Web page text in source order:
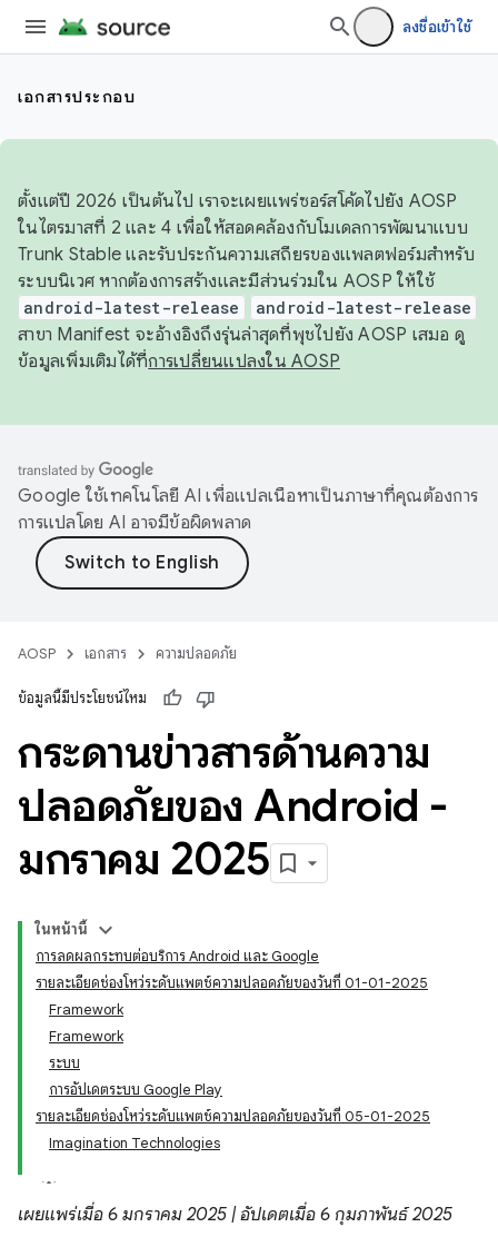
ลงชื่อเข้าใช้
เอกสารประกอบ
ตั้งแต่ปี 2026 เป็นต้นไป เราจะเผยแพร่ซอร์สโค้ดไปยัง AOSP
ในไตรมาสที่ 2 และ 4 เพื่อให้สอดคล้องกับโมเดลการพัฒนาแบบ
Trunk Stable และรับประกันความเสถียรของแพลตฟอร์มสำหรับ
ระบบนิเวศ หากต้องการสร้างและมีส่วนร่วมใน AOSP ให้ใช้
android-latest-release android-latest-release
สาขา Manifest จะอ้างอิงถึงรุ่นล่าสุดที่พุชไปยัง AOSP เสมอ ดู
ข้อมูลเพิ่มเติมได้ที่การเปลี่ยนแปลงใน AOSP
Google ใช้เทคโนโลยี AI เพื่อแปลเนื้อหาเป็นภาษาที่คุณต้องการ
การแปลโดย AI อาจมีข้อผิดพลาด
AOSP เอกสาร ความปลอดภัย
ข้อมูลนี้มีประโยชน์ไหม
กระดานข่าวสารด้านความ
ปลอดภัยของ Android -
มกราคม 2025
ในหน้านี้
การลดผลกระทบต่อบริการ Android และ Google
รายละเอียดช่องโหว่ระดับแพตช์ความปลอดภัยของวันที่ 01-01-2025
Framework
Framework
ระบบ
การอัปเดตระบบ Google Play
รายละเอียดช่องโหว่ระดับแพตช์ความปลอดภัยของวันที่ 05-01-2025
Imagination Technologies
เผยแพร่เมื่อ 6 มกราคม 2025 | อัปเดตเมื่อ 6 กุมภาพันธ์ 2025